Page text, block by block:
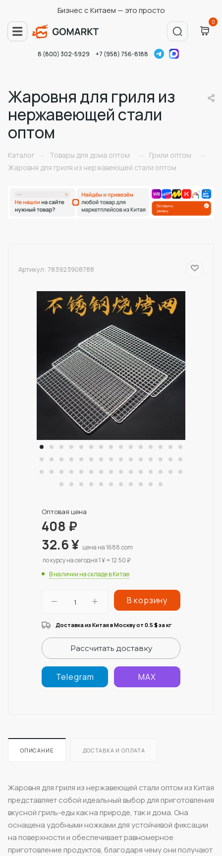
Бизнес с Китаем — это просто
0
8 (800) 302-5929 +7 (958) 756-8188
Жаровня для гриля из
нержавеющей стали
оптом
Каталог — Товары для дома оптом — Грили оптом
—
Жаровня для гриля из нержавеющей стали оптом
Артикул: 783923908788
Оптовая цена
408 ₽
32.6¥ цена на 1688.com
по курсу на сегодня 1 ¥ = 12.50 ₽
В наличии на складе в Китае
В корзину
Доставка из Китая в Москву от 0.5 $за кг
Рассчитать доставку
Telegram MAX
ОПИСАНИЕ ДОСТАВКА И ОПЛАТА
Жаровня для гриля из нержавеющей стали оптом из Китая
представляет собой идеальный выбор для приготовления
вкусной гриль-еды как на природе, так и дома. Она
оснащена удобными ножками для устойчивой фиксации
на поверхности и обеспечивает равномерное
приготовление продуктов, благодаря чему они получают